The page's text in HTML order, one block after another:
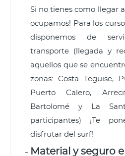
Si no tienes como llegar
ocupamos! Para los
disponemos de
transporte (llegada y
aquellos que se
zonas: Costa Teguise,
Puerto Calero,
Bartolomé y La
participantes) ¡Te
disfrutar del surf!
Material y seguro